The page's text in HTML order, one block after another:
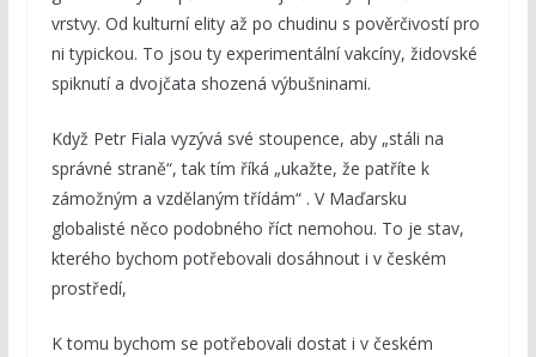
vrstvy. Od kulturní elity až po chudinu s pověrčivostí pro
ni typickou. To jsou ty experimentální vakcíny, židovské
spiknutí a dvojčata shozená výbušninami.
Když Petr Fiala vyzývá své stoupence, aby „stáli na
správné straně“, tak tím říká „ukažte, že patříte k
zámožným a vzdělaným třídám“ . V Maďarsku
globalisté něco podobného říct nemohou. To je stav,
kterého bychom potřebovali dosáhnout i v českém
prostředí,
K tomu bychom se potřebovali dostat i v českém